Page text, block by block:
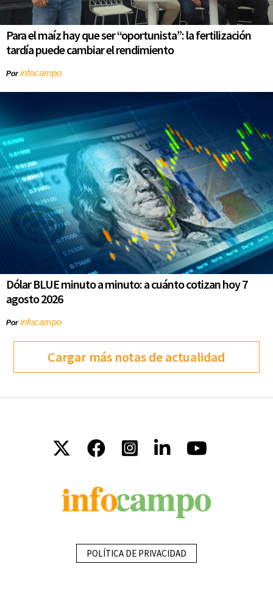
Para el maíz hay que ser “oportunista”: la fertilización
tardía puede cambiar el rendimiento
Porinfocampo
Dólar BLUE minuto a minuto: a cuánto cotizan hoy 7
agosto 2026
Porinfocampo
Cargar más notas de actualidad
POLÍTICA DE PRIVACIDAD